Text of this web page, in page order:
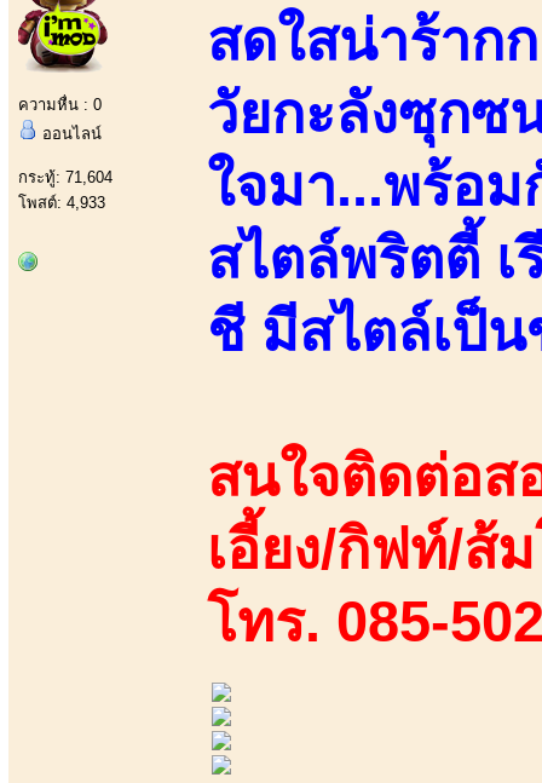
ความหื่น : 0
ออนไลน์
กระทู้: 71,604
โพสต์: 4,933
สดใสน่าร้าก
วัยกะลังซุกซ
ใจมา...พร้อ
สไตล์พริตตี้ เ
ชี มีสไตล์เป็น
สนใจติดต่อส
เอี้ยง/กิฟท์/ส้
โทร. 085-